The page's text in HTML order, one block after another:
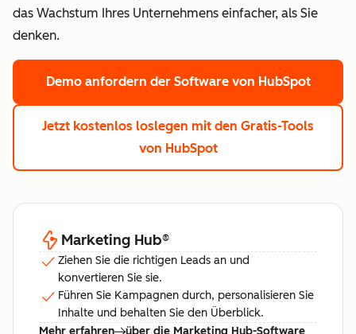
das Wachstum Ihres Unternehmens einfacher, als Sie
denken.
Demo anfordern der Software von HubSpot
Jetzt kostenlos loslegen mit den Gratis-Tools
von HubSpot
Marketing Hub®
Ziehen Sie die richtigen Leads an und
konvertieren Sie sie.
Führen Sie Kampagnen durch, personalisieren Sie
Inhalte und behalten Sie den Überblick.
Mehr erfahren
über die Marketing Hub-Software